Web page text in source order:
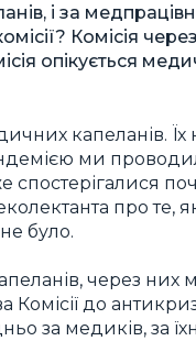
і за
Комісія
опікується
капеланів. Їх
ми
спостерігалися
про те,
було.
через
Комісії до
за медиків, за